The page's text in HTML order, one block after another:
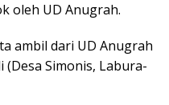
oleh UD Anugrah.
ambil dari UD Anugrah
Simonis, Labura-